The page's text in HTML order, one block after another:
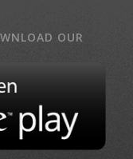
OUR